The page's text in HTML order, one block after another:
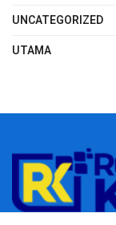
UNCATEGORIZED
UTAMA